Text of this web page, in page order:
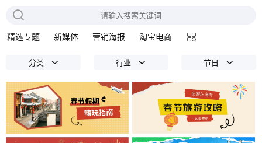
精选专题 新媒体 营销海报 淘宝电商
分类 行业 节日